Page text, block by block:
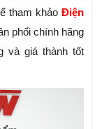
tham khảo Điện
phối chính hãng
và giá thành tốt